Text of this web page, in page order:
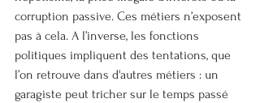
corruption passive. Ces métiers n’exposent
pas à cela. A l’inverse, les fonctions
politiques impliquent des tentations, que
l’on retrouve dans d'autres métiers : un
garagiste peut tricher sur le temps passé